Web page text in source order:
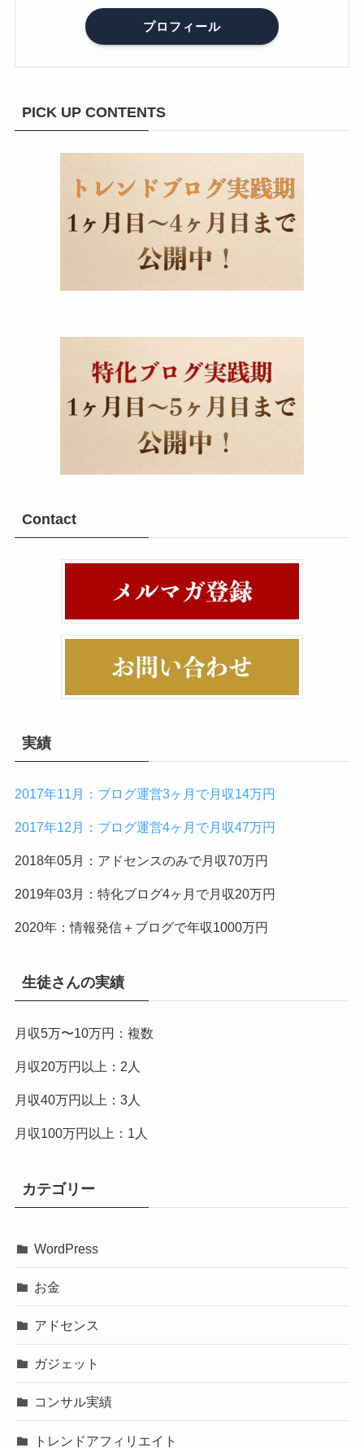
プロフィール
PICK UP CONTENTS
Contact
実績
2017年11月：ブログ運営3ヶ月で月収14万円
2017年12月：ブログ運営4ヶ月で月収47万円
2018年05月：アドセンスのみで月収70万円
2019年03月：特化ブログ4ヶ月で月収20万円
2020年：情報発信＋ブログで年収1000万円
生徒さんの実績
月収5万〜10万円：複数
月収20万円以上：2人
月収40万円以上：3人
月収100万円以上：1人
カテゴリー
WordPress
お金
アドセンス
ガジェット
コンサル実績
トレンドアフィリエイト